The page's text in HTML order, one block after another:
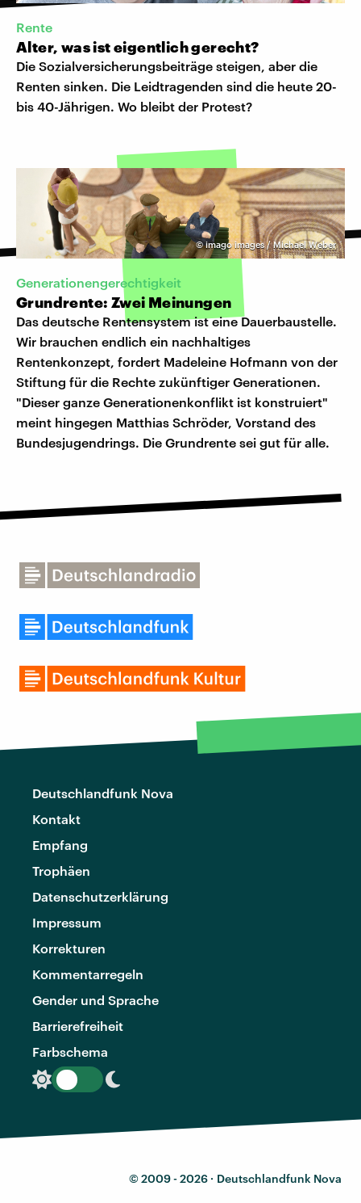
Rente
Alter, was ist eigentlich gerecht?
Die Sozialversicherungsbeiträge steigen, aber die
Renten sinken. Die Leidtragenden sind die heute 20-
bis 40-Jährigen. Wo bleibt der Protest?
©imago images / Michael Weber
Generationengerechtigkeit
Grundrente: Zwei Meinungen
Das deutsche Rentensystem ist eine Dauerbaustelle.
Wir brauchen endlich ein nachhaltiges
Rentenkonzept, fordert Madeleine Hofmann von der
Stiftung für die Rechte zukünftiger Generationen.
"Dieser ganze Generationenkonflikt ist konstruiert"
meint hingegen Matthias Schröder, Vorstand des
Bundesjugendrings. Die Grundrente sei gut für alle.
Deutschlandfunk Nova
Kontakt
Empfang
Trophäen
Datenschutzerklärung
Impressum
Korrekturen
Kommentarregeln
Gender und Sprache
Barrierefreiheit
Farbschema
© 2009 - 2026 · Deutschlandfunk Nova